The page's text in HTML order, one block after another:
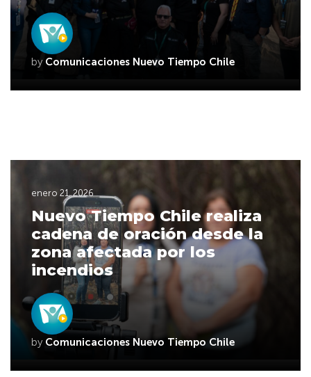
by Comunicaciones Nuevo Tiempo Chile
enero 21, 2026
Nuevo Tiempo Chile realiza
cadena de oración desde la
zona afectada por los
incendios
by Comunicaciones Nuevo Tiempo Chile